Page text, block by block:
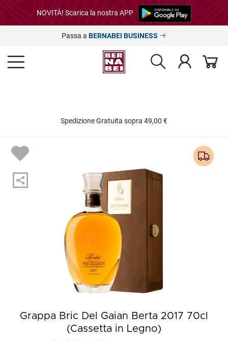
NOVITÀ! Scarica la nostra APP
Passa a BERNABEI BUSINESS
Spedizione Gratuita sopra 49,00 €
Grappa Bric Del Gaian Berta 2017 70cl
(Cassetta in Legno)